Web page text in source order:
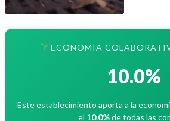
ECONOMÍA
10.0%
Este establecimiento aporta a la
el 10.0%de todas las